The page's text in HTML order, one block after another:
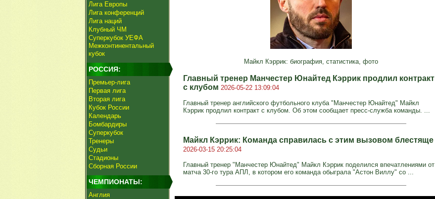
Лига Европы
Лига конференций
Лига наций
Клубный ЧМ
Суперкубок УЕФА
Межконтинентальный
кубок
РОССИЯ:
Премьер-лига
Первая лига
Вторая лига
Кубок России
Календарь
Бомбардиры
Суперкубок
Тренеры
Судьи
Стадионы
Сборная России
ЧЕМПИОНАТЫ:
Англия
Майкл Кэррик: биография, статистика, фото
Главный тренер Манчестер Юнайтед Кэррик продлил контракт
с клубом 2026-05-22 13:09:04
Главный тренер английского футбольного клуба "Манчестер Юнайтед" Майкл
Кэррик продлил контракт с клубом. Об этом сообщает пресс-служба команды. ...
Майкл Кэррик: Команда справилась с этим вызовом блестяще
2026-03-15 20:25:04
Главный тренер "Манчестер Юнайтед" Майкл Кэррик поделился впечатлениями от
матча 30-го тура АПЛ, в котором его команда обыграла "Астон Виллу" со ...